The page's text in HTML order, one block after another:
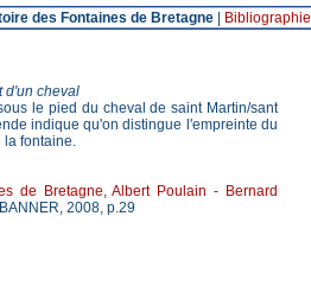
des Fontaines de Bretagne| Bibliographie
d'un cheval
le pied du cheval de saint Martin/sant
indique qu'on distingue l'empreinte du
la fontaine.
de Bretagne, Albert Poulain - Bernard
2008, p.29